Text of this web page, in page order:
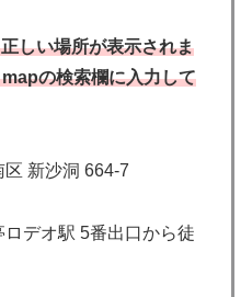
しい場所が表示されま
の検索欄に入力して
新沙洞 664-7
デオ駅 5番出口から徒